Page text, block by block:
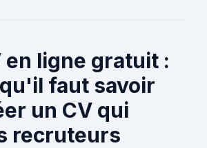
en ligne gratuit :
faut savoir
un CV qui
recruteurs